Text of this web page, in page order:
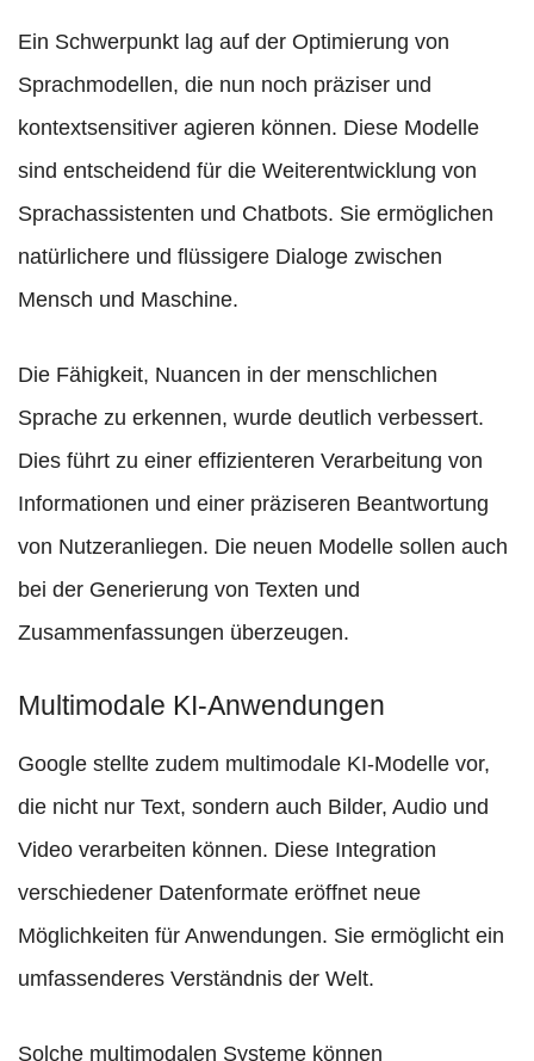
Ein Schwerpunkt lag auf der Optimierung von
Sprachmodellen, die nun noch präziser und
kontextsensitiver agieren können. Diese Modelle
sind entscheidend für die Weiterentwicklung von
Sprachassistenten und Chatbots. Sie ermöglichen
natürlichere und flüssigere Dialoge zwischen
Mensch und Maschine.
Die Fähigkeit, Nuancen in der menschlichen
Sprache zu erkennen, wurde deutlich verbessert.
Dies führt zu einer effizienteren Verarbeitung von
Informationen und einer präziseren Beantwortung
von Nutzeranliegen. Die neuen Modelle sollen auch
bei der Generierung von Texten und
Zusammenfassungen überzeugen.
Multimodale KI-Anwendungen
Google stellte zudem multimodale KI-Modelle vor,
die nicht nur Text, sondern auch Bilder, Audio und
Video verarbeiten können. Diese Integration
verschiedener Datenformate eröffnet neue
Möglichkeiten für Anwendungen. Sie ermöglicht ein
umfassenderes Verständnis der Welt.
Solche multimodalen Systeme können